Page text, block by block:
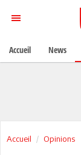
Accueil Opinions
Accueil News